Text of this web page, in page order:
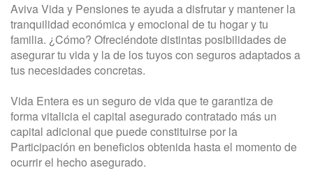
Aviva Vida y Pensiones te ayuda a disfrutar y mantener la
tranquilidad económica y emocional de tu hogar y tu
familia. ¿Cómo? Ofreciéndote distintas posibilidades de
asegurar tu vida y la de los tuyos con seguros adaptados a
tus necesidades concretas.
Vida Entera es un seguro de vida que te garantiza de
forma vitalicia el capital asegurado contratado más un
capital adicional que puede constituirse por la
Participación en beneficios obtenida hasta el momento de
ocurrir el hecho asegurado.